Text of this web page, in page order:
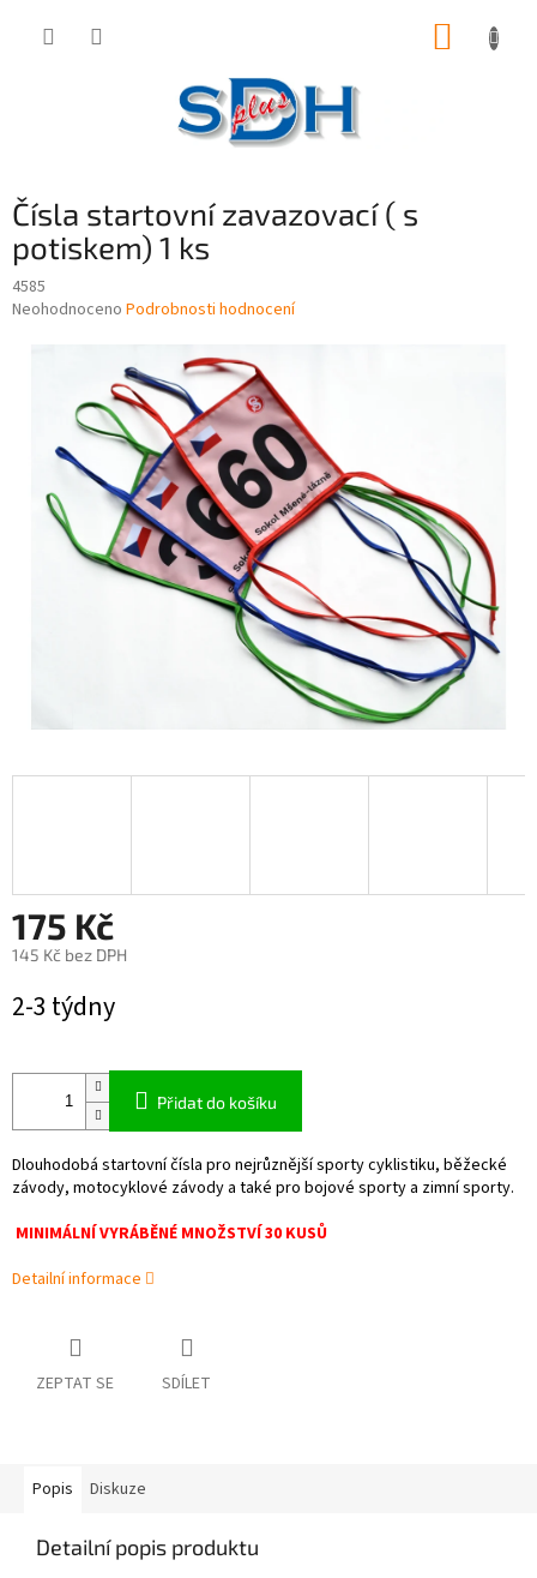
Čísla startovní zavazovací ( s
potiskem) 1 ks
4585
Průměrné
hvězdiček.
Neohodnoceno Podrobnosti hodnocení
175 Kč
145 Kč bez DPH
cena:
2-3 týdny
Přidat do košíku
Dlouhodobá startovní čísla pro nejrůznější sporty cyklistiku, běžecké
závody, motocyklové závody a také pro bojové sporty a zimní sporty.
MINIMÁLNÍ VYRÁBĚNÉ MNOŽSTVÍ 30 KUSŮ
Detailní informace
ZEPTAT SE SDÍLET
Popis Diskuze
Detailní popis produktu